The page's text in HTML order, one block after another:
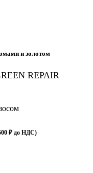
и золотом
REPAIR
₽ до НДС)